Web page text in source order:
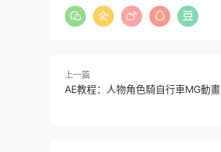
上一篇
AE教程：人物角色騎自行車MG動畫